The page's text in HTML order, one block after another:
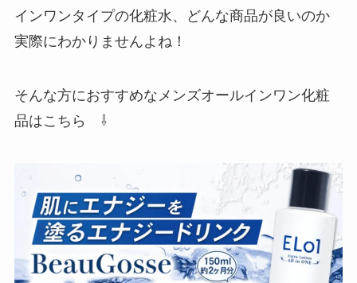
インワンタイプの化粧水、どんな商品が良いのか
実際にわかりませんよね！
そんな方におすすめなメンズオールインワン化粧
品はこちら ⇩